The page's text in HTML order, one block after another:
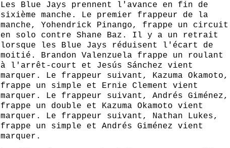
Les Blue Jays prennent l'avance en fin de
sixième manche. Le premier frappeur de la
manche, Yohendrick Pinango, frappe un circuit
en solo contre Shane Baz. Il y a un retrait
lorsque les Blue Jays réduisent l'écart de
moitié. Brandon Valenzuela frappe un roulant
à l'arrêt-court et Jesús Sánchez vient
marquer. Le frappeur suivant, Kazuma Okamoto,
frappe un simple et Ernie Clement vient
marquer. Le frappeur suivant, Andrés Giménez,
frappe un double et Kazuma Okamoto vient
marquer. Le frappeur suivant, Nathan Lukes,
frappe un simple et Andrés Giménez vient
marquer.